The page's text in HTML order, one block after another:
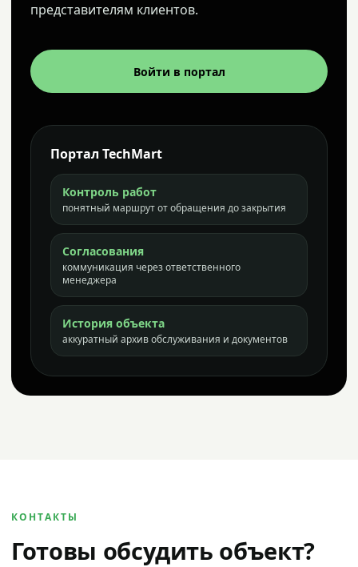
представителям клиентов.
Войти в портал
Портал TechMart
Контроль работ
понятный маршрут от обращения до закрытия
Согласования
коммуникация через ответственного
менеджера
История объекта
аккуратный архив обслуживания и документов
КОНТАКТЫ
Готовы обсудить объект?